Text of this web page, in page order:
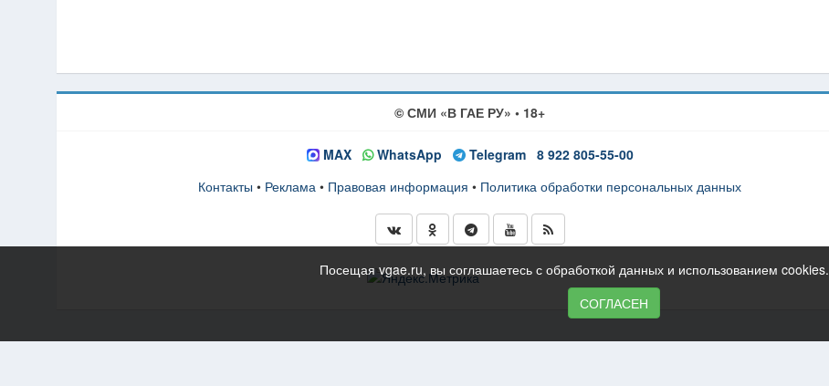
© СМИ «В ГАЕ РУ» • 18+
MAX WhatsApp Telegram
8 922 805-55-00
Контакты • Реклама • Правовая информация • Политика обработки персональных данных
Посещая vgae.ru, вы соглашаетесь с обработкой данных и использованием cookies.
СОГЛАСЕН